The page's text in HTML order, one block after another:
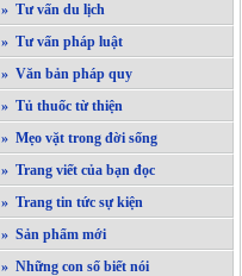
» Tư vấn du lịch
» Tư vấn pháp luật
» Văn bản pháp quy
» Tủ thuốc từ thiện
» Mẹo vặt trong đời sống
» Trang viết của bạn đọc
» Trang tin tức sự kiện
» Sản phẩm mới
» Những con số biết nói